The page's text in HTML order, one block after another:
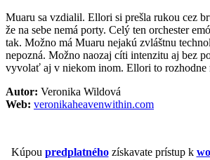
Muaru sa vzdialil. Ellori si prešla rukou cez
že na sebe nemá porty. Celý ten orchester
tak. Možno má Muaru nejakú zvláštnu
nepozná. Možno naozaj cíti intenzitu aj bez
vyvolať aj v niekom inom. Ellori to rozhodne
Autor: Veronika Wildová
Web: veronikaheavenwithin.com
Kúpou predplatného získavate prístup k